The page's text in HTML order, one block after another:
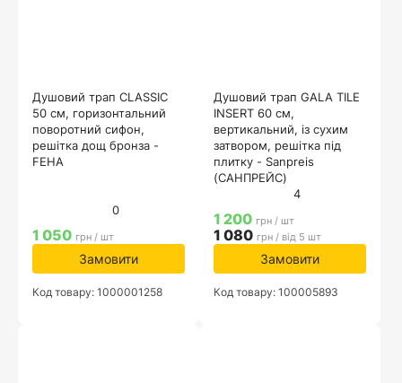
Душовий трап CLASSIC
50 см, горизонтальний
поворотний сифон,
решітка дощ бронза -
FEHA
0
1 050 грн / шт
Замовити
Код товару: 1000001258
Душовий трап GALA TILE
INSERT 60 см,
вертикальний, із сухим
затвором, решітка під
плитку - Sanpreis
(САНПРЕЙС)
4
1 200 грн / шт
1 080 грн / від 5 шт
Замовити
Код товару: 100005893